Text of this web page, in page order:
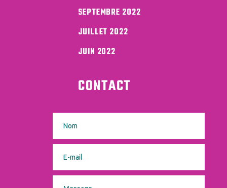
SEPTEMBRE 2022
JUILLET 2022
JUIN 2022
CONTACT